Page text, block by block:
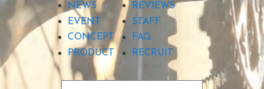
NEWS
REVIEWS
EVENT
STAFF
CONCEPT
FAQ
PRODUCT
RECRUIT